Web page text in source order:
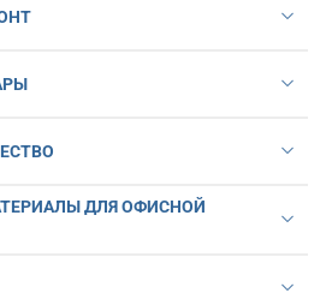
ДЛЯ ОФИСНОЙ